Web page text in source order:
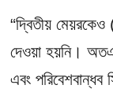
“দ্বিতীয়
দেওয়া হয়নি।
এবং